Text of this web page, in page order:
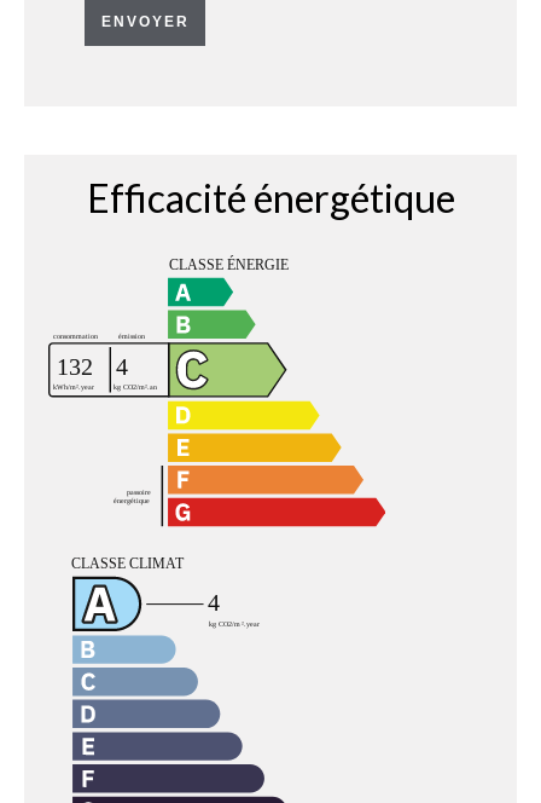
ENVOYER
Efficacité énergétique